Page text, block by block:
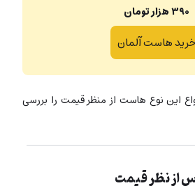
۳۹۰ هزار تومان
هاست آلمان
این نوع هاست از منظر قیمت را بررسی
از نظر قیمت